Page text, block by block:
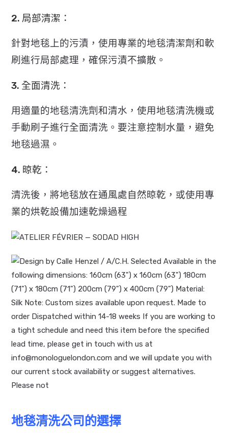
2. 局部清潔：
針對地毯上的污漬，使用專業的地毯清潔劑和軟
刷進行局部處理，確保污漬不擴散。
3. 全面清洗：
用適量的地毯清洗劑和清水，使用地毯清洗機或
手動刷子進行全面清洗。要注意控制水量，避免
地毯過濕。
4. 晾乾：
清洗後，將地毯放在通風處自然晾乾，或使用專
業的烘乾設備加速乾燥過程
地毯清洗公司的選擇